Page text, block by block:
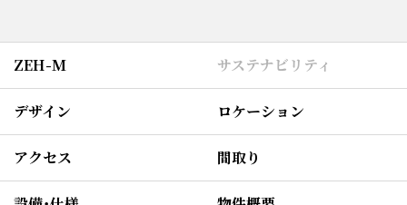
ZEH-M サステナビリティ
デザイン ロケーション
アクセス 間取り